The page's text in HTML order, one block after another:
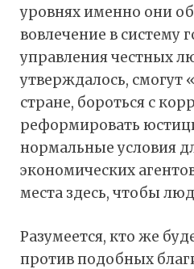
уровнях именно они
вовлечение в систему
управления честных
утверждалось, смогут
стране, бороться с
реформировать
нормальные условия
экономических
места здесь, чтобы
Разумеется, кто же
против подобных